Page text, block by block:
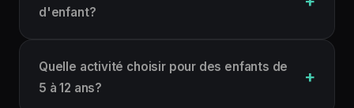
d'enfant?
Quelle activité choisir pour des enfants de
5 à 12 ans?